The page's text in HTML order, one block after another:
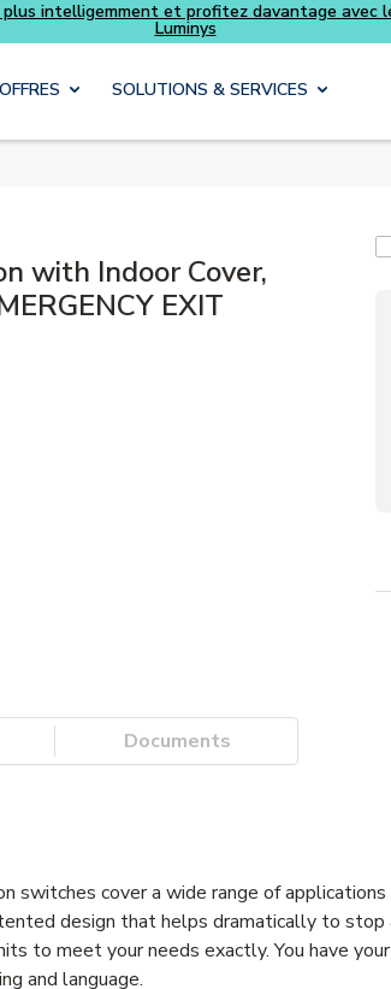
Achetez plus
OFFRES SOLUTIONS & SERVICES
with Indoor Cover,
EXIT
Documents
cover a wide range of
design that helps dramatically to
to meet your needs exactly. You have
and language.